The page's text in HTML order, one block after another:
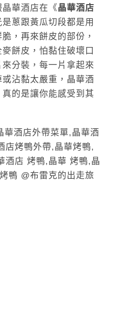
華酒店在《晶華酒店
蔥跟黃瓜切段都是用
，再來餅皮的部份，
餅皮，怕黏住破壞口
分裝，每一片拿起來
沾黏太嚴重，晶華酒
的是讓你能感受到其